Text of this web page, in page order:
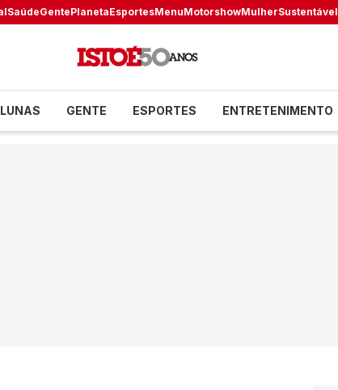
SaúdeGentePlanetaEsportesMenuMotorshowMulherSustentável
GENTE ESPORTES ENTRETENIMENTO